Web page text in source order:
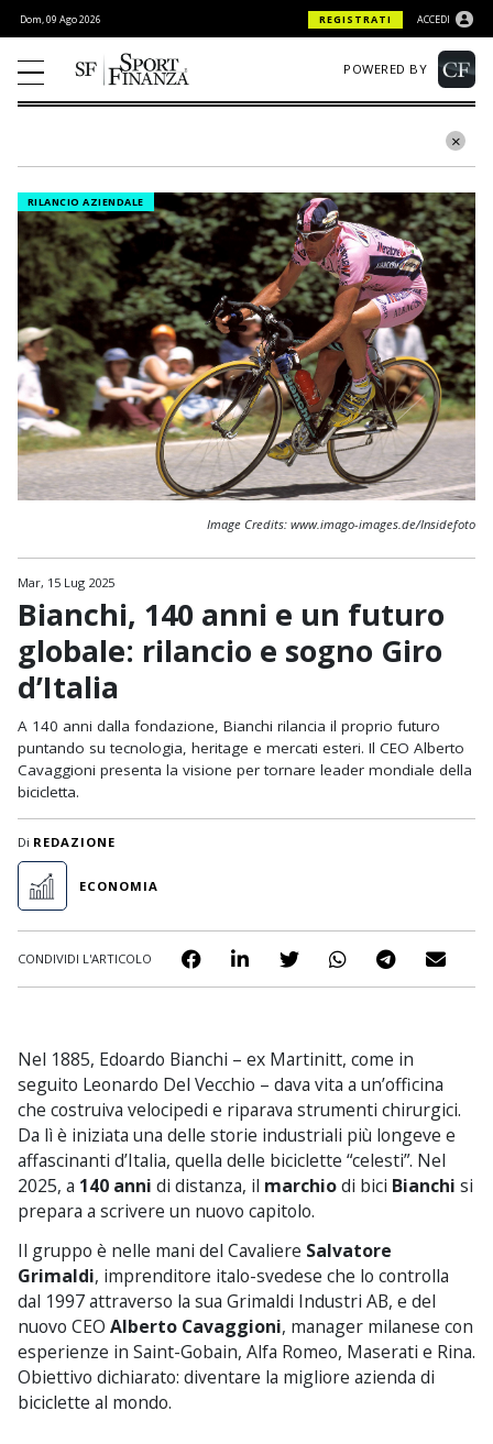
Dom, 09 Ago 2026 REGISTRATI ACCEDI
POWERED BY
Mar, 15 Lug 2025
Bianchi, 140 anni e un futuro
globale: rilancio e sogno Giro
d’Italia
A 140 anni dalla fondazione, Bianchi rilancia il proprio futuro
puntando su tecnologia, heritage e mercati esteri. Il CEO Alberto
Cavaggioni presenta la visione per tornare leader mondiale della
bicicletta.
Di REDAZIONE
ECONOMIA
CONDIVIDI L'ARTICOLO
RILANCIO AZIENDALE
Image Credits: www.imago-images.de/Insidefoto
Nel 1885, Edoardo Bianchi – ex Martinitt, come in
seguito Leonardo Del Vecchio – dava vita a un’officina
che costruiva velocipedi e riparava strumenti chirurgici.
Da lì è iniziata una delle storie industriali più longeve e
affascinanti d’Italia, quella delle biciclette “celesti”. Nel
2025, a 140 anni di distanza, il marchiodi bici Bianchi si
prepara a scrivere un nuovo capitolo.
Il gruppo è nelle mani del Cavaliere Salvatore
Grimaldi, imprenditore italo-svedese che lo controlla
dal 1997 attraverso la sua Grimaldi Industri AB, e del
nuovo CEO Alberto Cavaggioni, manager milanese con
esperienze in Saint-Gobain, Alfa Romeo, Maserati e Rina.
Obiettivo dichiarato: diventare la migliore azienda di
biciclette al mondo.